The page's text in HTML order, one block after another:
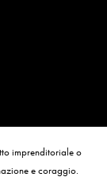
imprenditoriale o
e coraggio.